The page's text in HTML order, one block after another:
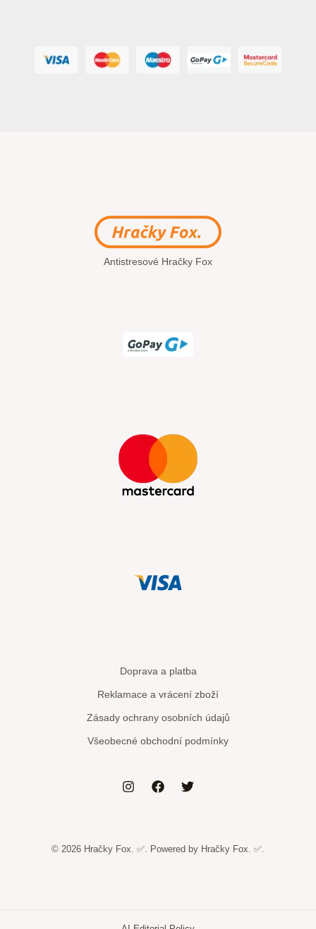
Antistresové Hračky Fox
Doprava a platba
Reklamace a vrácení zboží
Zásady ochrany osobních údajů
Všeobecné obchodní podmínky
© 2026 Hračky Fox. ✅. Powered by Hračky Fox. ✅.